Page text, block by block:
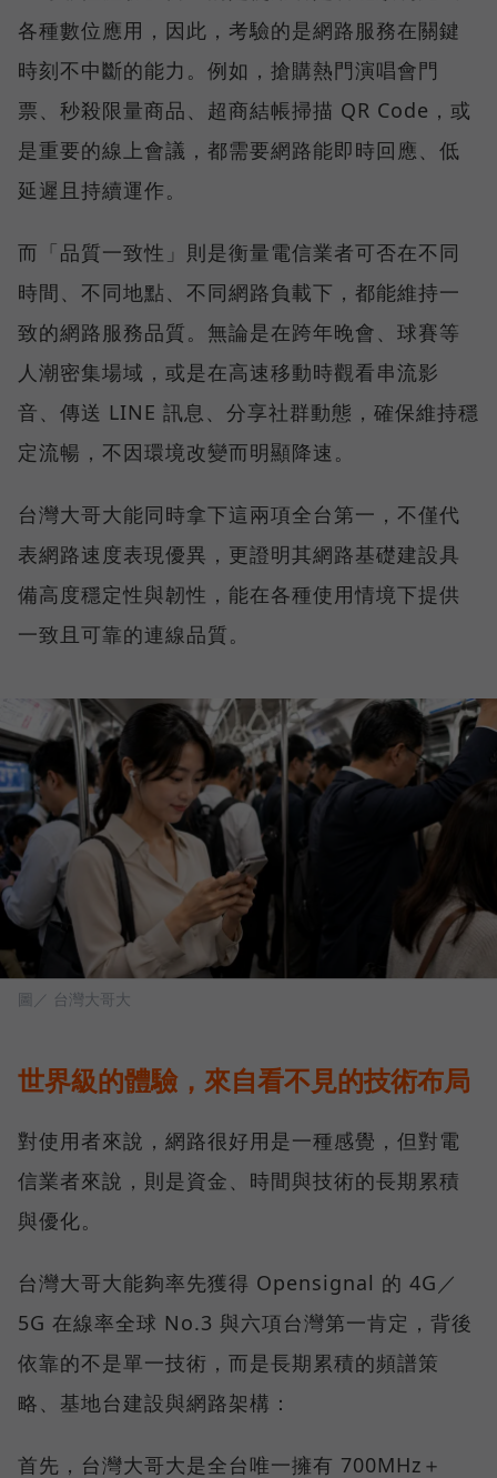
各種數位應用，因此，考驗的是網路服務在關鍵
時刻不中斷的能力。例如，搶購熱門演唱會門
票、秒殺限量商品、超商結帳掃描 QR Code，或
是重要的線上會議，都需要網路能即時回應、低
延遲且持續運作。
而「品質一致性」則是衡量電信業者可否在不同
時間、不同地點、不同網路負載下，都能維持一
致的網路服務品質。無論是在跨年晚會、球賽等
人潮密集場域，或是在高速移動時觀看串流影
音、傳送 LINE 訊息、分享社群動態，確保維持穩
定流暢，不因環境改變而明顯降速。
台灣大哥大能同時拿下這兩項全台第一，不僅代
表網路速度表現優異，更證明其網路基礎建設具
備高度穩定性與韌性，能在各種使用情境下提供
一致且可靠的連線品質。
圖／ 台灣大哥大
世界級的體驗，來自看不見的技術布局
對使用者來說，網路很好用是一種感覺，但對電
信業者來說，則是資金、時間與技術的長期累積
與優化。
台灣大哥大能夠率先獲得 Opensignal 的 4G／
5G 在線率全球 No.3 與六項台灣第一肯定，背後
依靠的不是單一技術，而是長期累積的頻譜策
略、基地台建設與網路架構：
首先，台灣大哥大是全台唯一擁有 700MHz＋